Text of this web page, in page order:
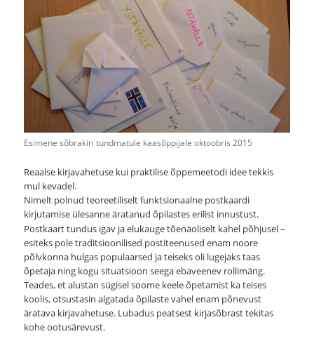
Esimene sõbrakiri tundmatule kaasõppijale oktoobris 2015
Reaalse kirjavahetuse kui praktilise õppemeetodi idee tekkis
mul kevadel.
Nimelt polnud teoreetiliselt funktsionaalne postkaardi
kirjutamise ülesanne äratanud õpilastes erilist innustust.
Postkaart tundus igav ja elukauge tõenäoliselt kahel põhjusel –
esiteks pole traditsioonilised postiteenused enam noore
põlvkonna hulgas populaarsed ja teiseks oli lugejaks taas
õpetaja ning kogu situatsioon seega ebaveenev rollimäng.
Teades, et alustan sügisel soome keele õpetamist ka teises
koolis, otsustasin algatada õpilaste vahel enam põnevust
äratava kirjavahetuse. Lubadus peatsest kirjasõbrast tekitas
kohe ootusärevust.